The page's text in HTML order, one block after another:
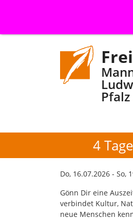
Pfalz
4
Do, 16.07.2026 - So,
Gönn Dir eine
verbindet Kultur,
neue Menschen